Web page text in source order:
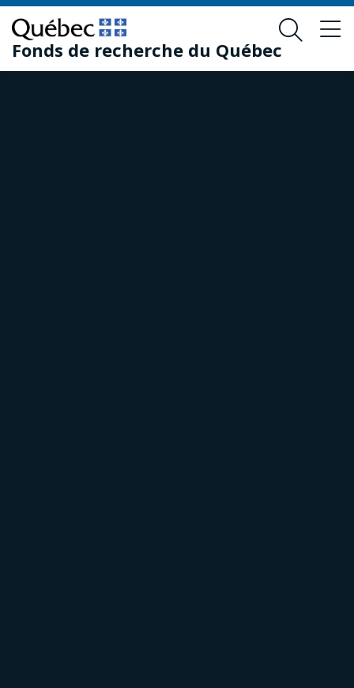
Passer
au
contenu
principal
Passer
au
pied
de
Fonds de recherche du Québec